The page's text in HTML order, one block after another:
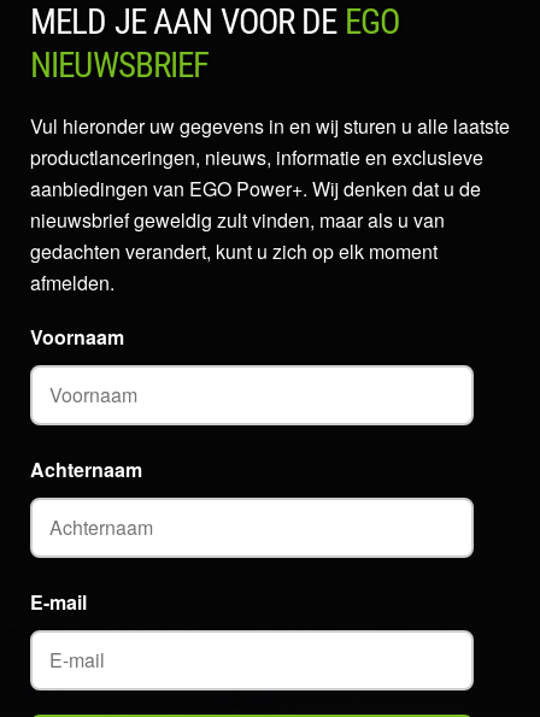
MELD JE AAN VOOR DE EGO
NIEUWSBRIEF
Vul hieronder uw gegevens in en wij sturen u alle laatste
productlanceringen, nieuws, informatie en exclusieve
aanbiedingen van EGO Power+. Wij denken dat u de
nieuwsbrief geweldig zult vinden, maar als u van
gedachten verandert, kunt u zich op elk moment
afmelden.
E-mail
Voornaam
Achternaam